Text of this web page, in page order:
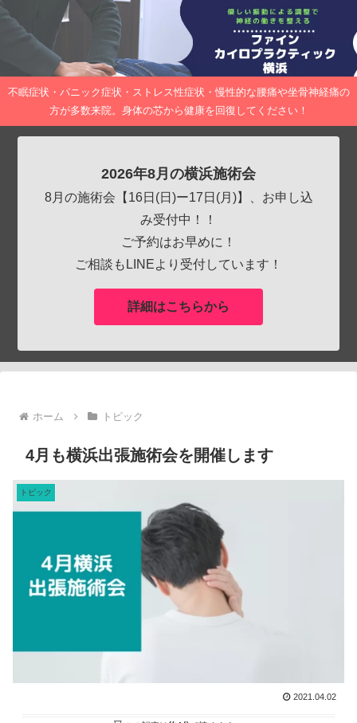
不眠症状・パニック症状・ストレス性症状・慢性的な腰痛や坐骨神経痛の
方が多数来院。身体の芯から健康を回復してください！
2026年8月の横浜施術会
8月の施術会【16日(日)ー17日(月)】、お申し込
み受付中！！
ご予約はお早めに！
ご相談もLINEより受付しています！
詳細はこちらから
ホーム トピック
4月も横浜出張施術会を開催します
トピック
2021.04.02